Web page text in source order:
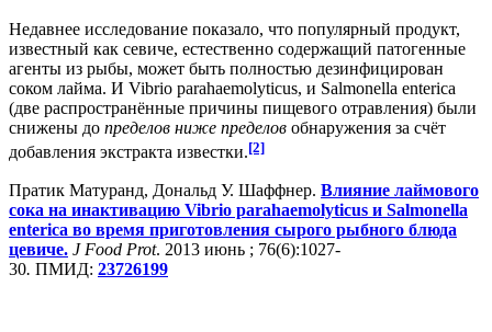
Недавнее исследование показало, что популярный продукт,
известный как севиче, естественно содержащий патогенные
агенты из рыбы, может быть полностью дезинфицирован
соком лайма. И Vibrio parahaemolyticus, и Salmonella enterica
(две распространённые причины пищевого отравления) были
снижены до пределов ниже пределов обнаружения за счёт
добавления экстракта известки.[2]
Пратик Матуранд, Дональд У. Шаффнер. Влияние лаймового
сока на инактивацию Vibrio parahaemolyticus и Salmonella
enterica во время приготовления сырого рыбного блюда
цевиче. J Food Prot. 2013 июнь ; 76(6):1027-
30. ПМИД: 23726199